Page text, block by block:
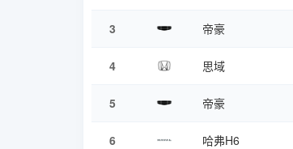
3 帝豪
4 思域
5 帝豪
6 哈弗H6